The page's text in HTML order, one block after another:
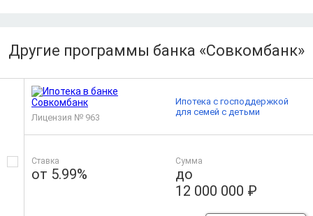
Другие программы банка «Совкомбанк»
Лицензия № 963
Ставка
от 5.99%
Сумма
до
12 000 000 ₽
Ипотека с господдержкой
для семей с детьми